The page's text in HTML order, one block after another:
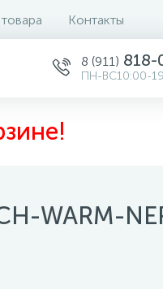
Контакты
8 (911) 818-
ПН-ВС10:00-
WARM-